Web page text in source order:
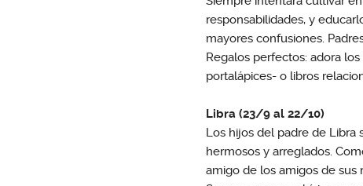
responsabilidades, y
mayores confusiones.
Regalos perfectos: adora
portalápices- o libros
Libra (23/9 al 22/10)
Los hijos del padre de Libra
hermosos y arreglados.
amigo de los amigos de sus